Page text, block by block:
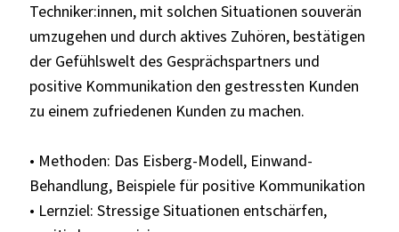
Techniker:innen, mit solchen Situationen souverän
umzugehen und durch aktives Zuhören, bestätigen
der Gefühlswelt des Gesprächspartners und
positive Kommunikation den gestressten Kunden
zu einem zufriedenen Kunden zu machen.
• Methoden: Das Eisberg-Modell, Einwand-
Behandlung, Beispiele für positive Kommunikation
• Lernziel: Stressige Situationen entschärfen,